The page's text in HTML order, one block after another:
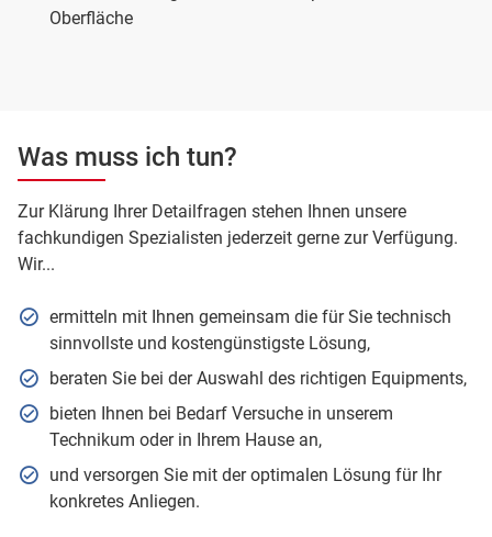
Oberfläche
Was muss ich tun?
Zur Klärung Ihrer Detailfragen stehen Ihnen unsere
fachkundigen Spezialisten jederzeit gerne zur Verfügung.
Wir...
ermitteln mit Ihnen gemeinsam die für Sie technisch
sinnvollste und kostengünstigste Lösung,
beraten Sie bei der Auswahl des richtigen Equipments,
bieten Ihnen bei Bedarf Versuche in unserem
Technikum oder in Ihrem Hause an,
und versorgen Sie mit der optimalen Lösung für Ihr
konkretes Anliegen.